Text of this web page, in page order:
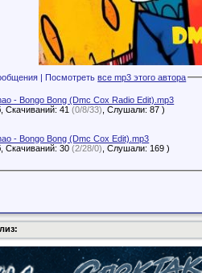
Файлы с этого сообщения | Посмотретьвсе mp3 этого автора
- Bongo Bong (Dmc Cox Radio Edit).mp3
Скачиваний: 41(0/8/33) , Слушали: 87 )
- Bongo Bong (Dmc Cox Edit).mp3
Скачиваний: 30(2/28/0) , Слушали: 169 )